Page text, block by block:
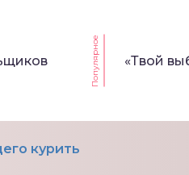
Популярное «Твой
курить